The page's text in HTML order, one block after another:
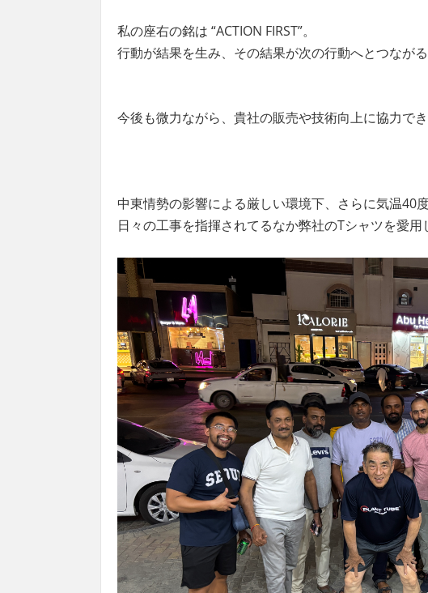
私の座右の銘は “ACTION FIRST”。
行動が結果を生み、その結果が次の行動へとつながる
今後も微力ながら、貴社の販売や技術向上に協力でき
中東情勢の影響による厳しい環境下、さらに気温40
日々の工事を指揮されてるなか弊社のTシャツを愛用